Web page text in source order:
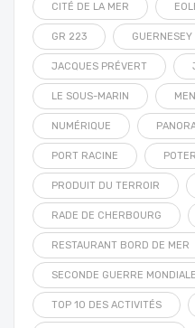
CITÉ DE LA MER
GR 223 GUERNESEY
JACQUES PRÉVERT
LE SOUS-MARIN
NUMÉRIQUE
PORT RACINE
PRODUIT DU TERROIR
RADE DE CHERBOURG
RESTAURANT BORD DE MER
SECONDE GUERRE MONDIALE
TOP 10 DES ACTIVITÉS